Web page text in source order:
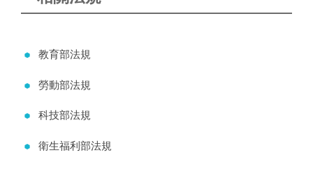
教育部法規
勞動部法規
科技部法規
衛生福利部法規